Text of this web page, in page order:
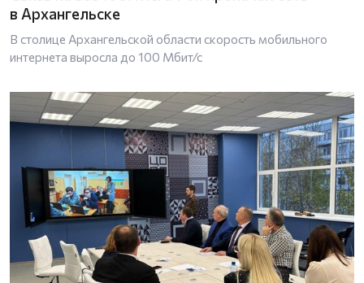
в Архангельске
В столице Архангельской области скорость мобильного
интернета выросла до 100 Мбит⁄с